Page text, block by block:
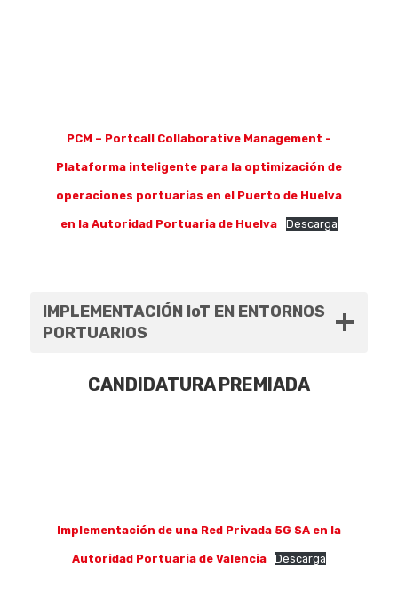
PCM – Portcall Collaborative Management -
Plataforma inteligente para la optimización de
operaciones portuarias en el Puerto de Huelva
en la Autoridad Portuaria de Huelva Descarga
IMPLEMENTACIÓN IoT EN ENTORNOS
PORTUARIOS
CANDIDATURA PREMIADA
Implementación de una Red Privada 5G SA en la
Autoridad Portuaria de Valencia Descarga